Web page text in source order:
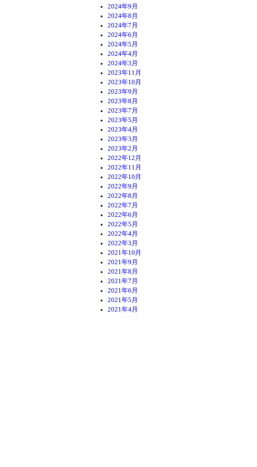
2024年9月
2024年8月
2024年7月
2024年6月
2024年5月
2024年4月
2024年3月
2023年11月
2023年10月
2023年9月
2023年8月
2023年7月
2023年5月
2023年4月
2023年3月
2023年2月
2022年12月
2022年11月
2022年10月
2022年9月
2022年8月
2022年7月
2022年6月
2022年5月
2022年4月
2022年3月
2021年10月
2021年9月
2021年8月
2021年7月
2021年6月
2021年5月
2021年4月